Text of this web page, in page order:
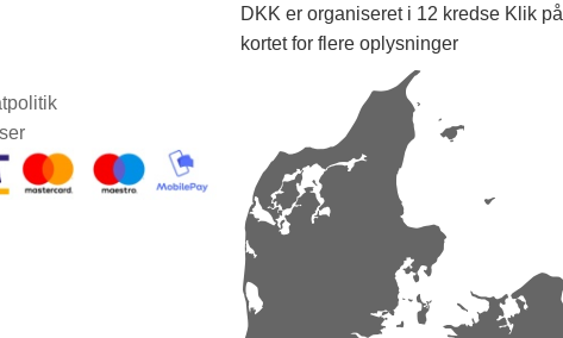
DKK er organiseret i 12 kredse Klik på
kortet for flere oplysninger